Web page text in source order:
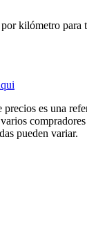
kilómetro para
es una
pueden variar.